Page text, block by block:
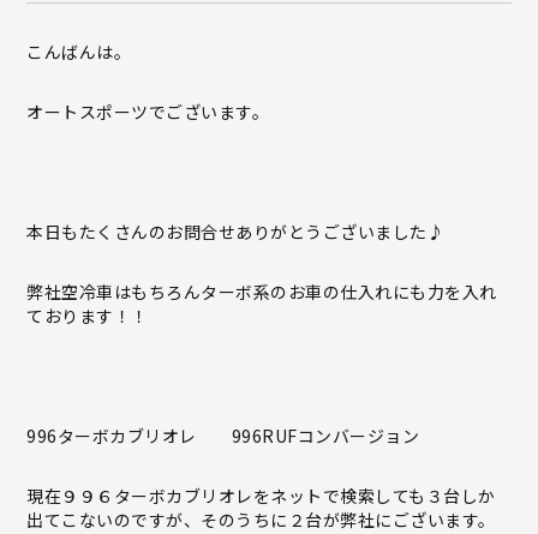
こんばんは。
オートスポーツでございます。
本日もたくさんのお問合せありがとうございました♪
弊社空冷車はもちろんターボ系のお車の仕入れにも力を入れ
ております！！
996ターボカブリオレ 996RUFコンバージョン
現在９９６ターボカブリオレをネットで検索しても３台しか
出てこないのですが、そのうちに２台が弊社にございます。